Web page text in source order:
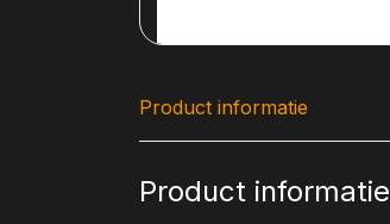
Product informatie
Product informatie